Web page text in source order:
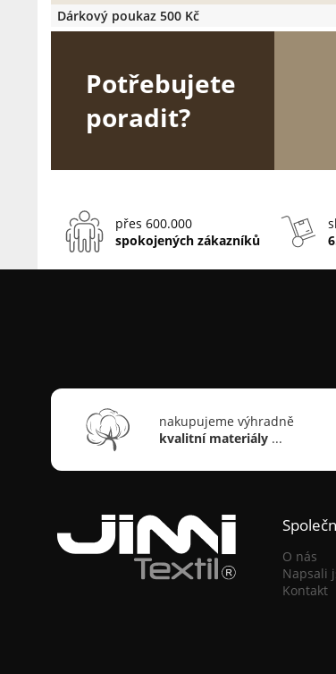
Dárkový poukaz 500 Kč
Potřebujete
poradit?
přes 600.000
spokojených zákazníků
O nás
Napsali
Kontakt
nakupujeme výhradně
kvalitní materiály ...